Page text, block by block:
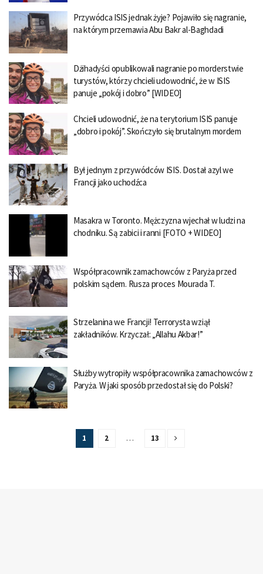
Przywódca ISIS jednak żyje? Pojawiło się nagranie,
na którym przemawia Abu Bakr al-Baghdadi
Dżihadyści opublikowali nagranie po morderstwie
turystów, którzy chcieli udowodnić, że w ISIS
panuje „pokój i dobro” [WIDEO]
Chcieli udowodnić, że na terytorium ISIS panuje
„dobro i pokój”. Skończyło się brutalnym mordem
Był jednym z przywódców ISIS. Dostał azyl we
Francji jako uchodźca
Masakra w Toronto. Mężczyzna wjechał w ludzi na
chodniku. Są zabici i ranni [FOTO + WIDEO]
Współpracownik zamachowców z Paryża przed
polskim sądem. Rusza proces Mourada T.
Strzelanina we Francji! Terrorysta wziął
zakładników. Krzyczał: „Allahu Akbar!”
Służby wytropiły współpracownika zamachowców z
Paryża. W jaki sposób przedostał się do Polski?
1 2 … 13